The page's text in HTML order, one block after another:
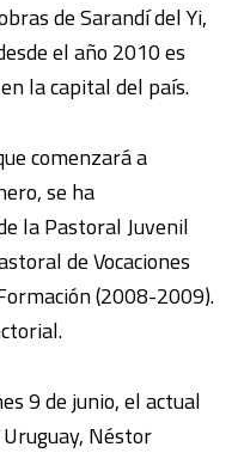
de Sarandí del Yi,
el año 2010 es
la capital del país.
comenzará a
se ha
la Pastoral Juvenil
de Vocaciones
(2008-2009).
9 de junio, el actual
Néstor